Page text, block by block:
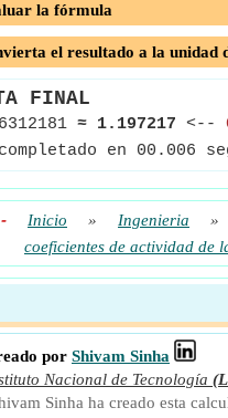
la fórmula
el resultado a la unidad
FINAL
≈ 1.197217 <--
en 00.006
- Inicio » Ingenieria »
coeficientes de actividad de
por Shivam Sinha
Nacional de Tecnología
Sinha ha creado esta